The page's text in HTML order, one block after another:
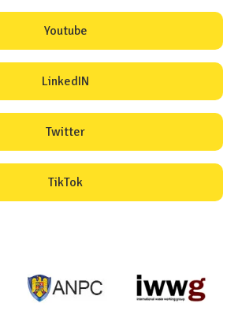
Youtube
LinkedIN
Twitter
TikTok